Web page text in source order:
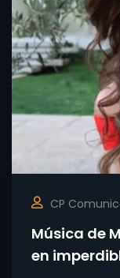
CP
Música de
en